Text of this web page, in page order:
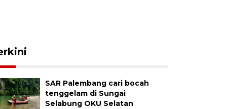
SAR Palembang cari bocah
tenggelam di Sungai
Selabung OKU Selatan